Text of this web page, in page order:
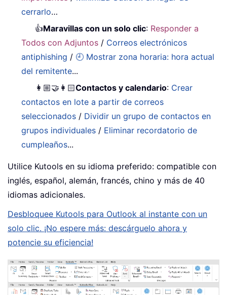
cerrarlo…
👍Maravillas con un solo clic: Responder a
Todos con Adjuntos / Correos electrónicos
antiphishing / 🕘 Mostrar zona horaria: hora actual
del remitente...
👩🏼‍🤝‍👩🏻Contactos y calendario: Crear
contactos en lote a partir de correos
seleccionados / Dividir un grupo de contactos en
grupos individuales / Eliminar recordatorio de
cumpleaños...
Utilice Kutools en su idioma preferido: compatible con
inglés, español, alemán, francés, chino y más de 40
idiomas adicionales.
Desbloquee Kutools para Outlook al instante con un
solo clic. ¡No espere más: descárguelo ahora y
potencie su eficiencia!